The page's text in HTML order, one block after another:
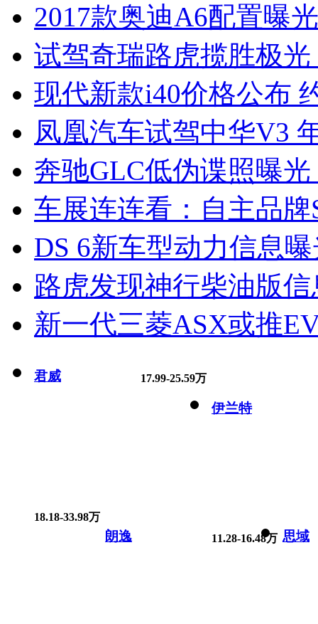
2017款奥迪A6配置曝
试驾奇瑞路虎揽胜极
现代新款i40价格公布
凤凰汽车试驾中华V3
奔驰GLC低伪谍照曝
车展连连看：自主品牌
DS 6新车型动力信息
路虎发现神行柴油版
新一代三菱ASX或推
君威 17.99-25.59万
伊兰特
18.18-33.98万
朗逸 11.28-16.48万 思域